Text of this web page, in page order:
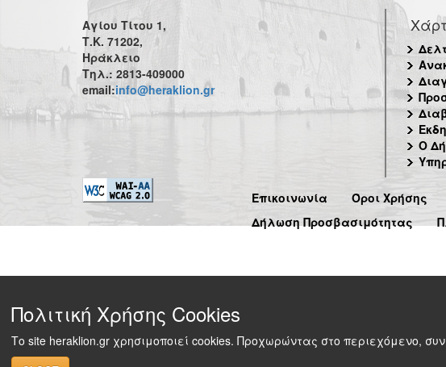
Αγίου Τίτου 1,
Τ.Κ. 71202,
Ηράκλειο
Τηλ.: 2813-409000
email:info@heraklion.gr
Ο
Επικοινωνία
Όροι Χρήσης
Δήλωση Προσβασιμότητας
Πολιτική Χρήσης Cookies
Το site heraklion.gr χρησιμοποιεί cookies. Προχωρώντας στο περιεχόμενο,